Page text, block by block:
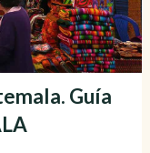
Guía